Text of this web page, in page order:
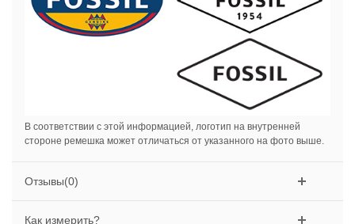
В соответствии с этой информацией, логотип на внутренней
стороне ремешка может отличаться от указанного на фото выше.
Отзывы(0)
Как измерить?